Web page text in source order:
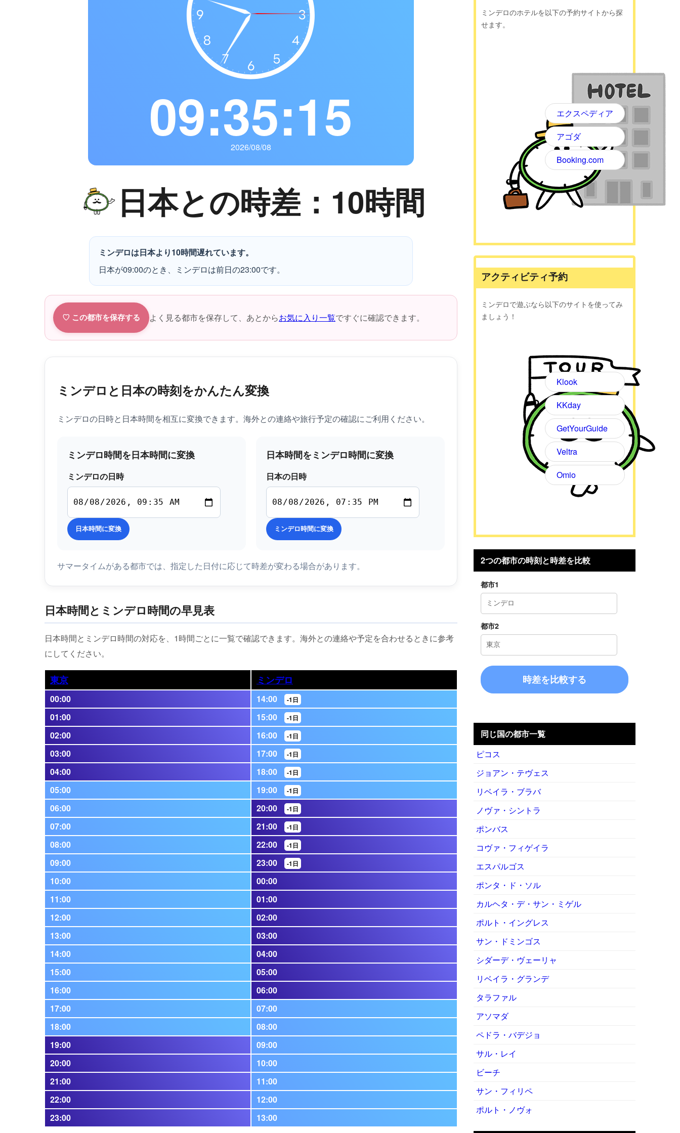
09:35:16
2026/08/08
日本との時差：10時間
ミンデロは日本より10時間遅れています。
日本が09:00のとき、ミンデロは前日の23:00です。
♡ この都市を保存する よく見る都市を保存して、あとからお気に入り一覧ですぐに確認できます。
ミンデロと日本の時刻をかんたん変換
ミンデロの日時と日本時間を相互に変換できます。海外との連絡や旅行予定の確認にご利用ください。
ミンデロ時間を日本時間に変換
ミンデロの日時
日本時間に変換
日本時間をミンデロ時間に変換
日本の日時
ミンデロ時間に変換
サマータイムがある都市では、指定した日付に応じて時差が変わる場合があります。
日本時間とミンデロ時間の早見表
日本時間とミンデロ時間の対応を、1時間ごとに一覧で確認できます。海外との連絡や予定を合わせるときに参考
にしてください。
東京 ミンデロ
00:00 14:00 -1日
01:00 15:00 -1日
02:00 16:00 -1日
03:00 17:00 -1日
04:00 18:00 -1日
05:00 19:00 -1日
06:00 20:00 -1日
07:00 21:00 -1日
08:00 22:00 -1日
09:00 23:00 -1日
10:00
00:00
11:00
01:00
12:00
02:00
13:00
03:00
14:00
04:00
15:00
05:00
16:00
06:00
17:00
07:00
18:00
08:00
19:00
09:00
20:00
10:00
21:00
11:00
22:00
12:00
23:00
13:00
ミンデロのホテルを以下の予約サイトから探
せます。
エクスペディア
アゴダ
Booking.com
アクティビティ予約
ミンデロで遊ぶなら以下のサイトを使ってみ
ましょう！
Klook
KKday
GetYourGuide
Veltra
Omio
2つの都市の時刻と時差を比較
都市1
都市2
時差を比較する
同じ国の都市一覧
ピコス
ジョアン・テヴェス
リベイラ・ブラバ
ノヴァ・シントラ
ポンバス
コヴァ・フィゲイラ
エスパルゴス
ポンタ・ド・ソル
カルヘタ・デ・サン・ミゲル
ポルト・イングレス
サン・ドミンゴス
シダーデ・ヴェーリャ
リベイラ・グランデ
タラファル
アソマダ
ペドラ・バデジョ
サル・レイ
ビーチ
サン・フィリペ
ポルト・ノヴォ